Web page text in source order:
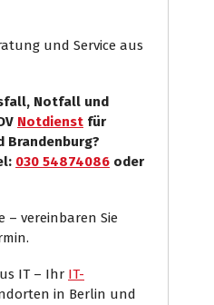
und Service aus
Notfall und
Notdienst für
Brandenburg?
030 54874086 oder
– vereinbaren Sie
IT – Ihr IT-
in Berlin und